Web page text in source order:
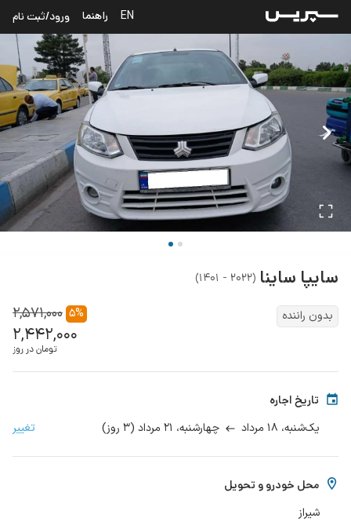
EN راهنما ورود/ثبت نام
سایپا ساینا (۲۰۲۲ - ۱۴۰۱ )
بدون راننده ۵% ۲,۵۷۱,۰۰۰
۲,۴۴۲,۰۰۰
تومان در روز
تاریخ اجاره
یک‌شنبه، چهارشنبه، (۳ روز) تغییر
محل خودرو و تحویل
شیراز